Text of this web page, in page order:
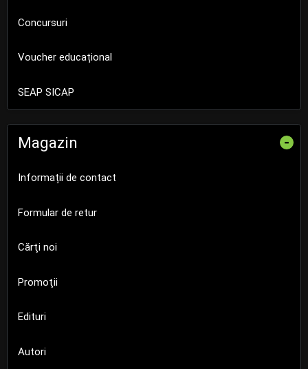
Concursuri
Voucher educațional
SEAP SICAP
Magazin -
Informații de contact
Formular de retur
Cărţi noi
Promoţii
Edituri
Autori